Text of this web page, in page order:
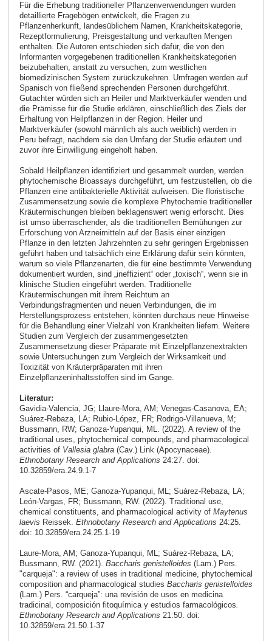
Für die Erhebung traditioneller Pflanzenverwendungen wurden
detaillierte Fragebögen entwickelt, die Fragen zu
Pflanzenherkunft, landesüblichem Namen, Krankheitskategorie,
Rezeptformulierung, Preisgestaltung und verkauften Mengen
enthalten. Die Autoren entschieden sich dafür, die von den
Informanten vorgegebenen traditionellen Krankheitskategorien
beizubehalten, anstatt zu versuchen, zum westlichen
biomedizinischen System zurückzukehren. Umfragen werden auf
Spanisch von fließend sprechenden Personen durchgeführt.
Gutachter würden sich an Heiler und Marktverkäufer wenden und
die Prämisse für die Studie erklären, einschließlich des Ziels der
Erhaltung von Heilpflanzen in der Region. Heiler und
Marktverkäufer (sowohl männlich als auch weiblich) werden in
Peru befragt, nachdem sie den Umfang der Studie erläutert und
zuvor ihre Einwilligung eingeholt haben.
Sobald Heilpflanzen identifiziert und gesammelt wurden, werden
phytochemische Bioassays durchgeführt, um festzustellen, ob die
Pflanzen eine antibakterielle Aktivität aufweisen. Die floristische
Zusammensetzung sowie die komplexe Phytochemie traditioneller
Kräutermischungen bleiben beklagenswert wenig erforscht. Dies
ist umso überraschender, als die traditionellen Bemühungen zur
Erforschung von Arzneimitteln auf der Basis einer einzigen
Pflanze in den letzten Jahrzehnten zu sehr geringen Ergebnissen
geführt haben und tatsächlich eine Erklärung dafür sein könnten,
warum so viele Pflanzenarten, die für eine bestimmte Verwendung
dokumentiert wurden, sind „ineffizient“ oder „toxisch“, wenn sie in
klinische Studien eingeführt werden. Traditionelle
Kräutermischungen mit ihrem Reichtum an
Verbindungsfragmenten und neuen Verbindungen, die im
Herstellungsprozess entstehen, könnten durchaus neue Hinweise
für die Behandlung einer Vielzahl von Krankheiten liefern. Weitere
Studien zum Vergleich der zusammengesetzten
Zusammensetzung dieser Präparate mit Einzelpflanzenextrakten
sowie Untersuchungen zum Vergleich der Wirksamkeit und
Toxizität von Kräuterpräparaten mit ihren
Einzelpflanzeninhaltsstoffen sind im Gange.
Literatur:
Gavidia-Valencia, JG; Llaure-Mora, AM; Venegas-Casanova, EA;
Suárez-Rebaza, LA; Rubio-López, FR; Rodrigo-Villanueva, M;
Bussmann, RW; Ganoza-Yupanqui, ML. (2022). A review of the
traditional uses, phytochemical compounds, and pharmacological
activities of Vallesia glabra(Cav.) Link (Apocynaceae).
Ethnobotany Research and Applications 24:27. doi:
10.32859/era.24.9.1-7
Ascate-Pasos, ME; Ganoza-Yupanqui, ML; Suárez-Rebaza, LA;
León-Vargas, FR; Bussmann, RW. (2022). Traditional use,
chemical constituents, and pharmacological activity of Maytenus
laevis Reissek. Ethnobotany Research and Applications 24:25.
doi: 10.32859/era.24.25.1-19
Laure-Mora, AM; Ganoza-Yupanqui, ML; Suárez-Rebaza, LA;
Bussmann, RW. (2021). Baccharis genistelloides (Lam.) Pers.
"carqueja": a review of uses in traditional medicine, phytochemical
composition and pharmacological studies Baccharis genistelloides
(Lam.) Pers. “carqueja”: una revisión de usos en medicina
tradicinal, composición fitoquímica y estudios farmacológicos.
Ethnobotany Research and Applications 21:50. doi:
10.32859/era.21.50.1-37